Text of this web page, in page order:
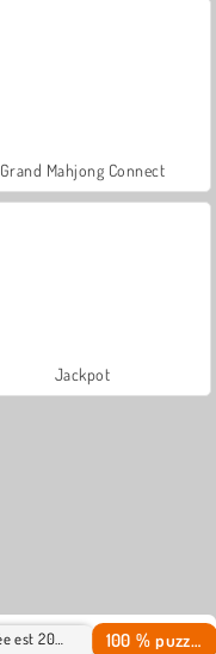
Grand Mahjong Connect
Jackpot